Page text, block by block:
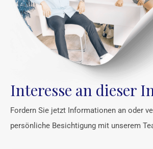
Interesse an dieser
Fordern Sie jetzt Informationen an oder
persönliche Besichtigung mit unserem